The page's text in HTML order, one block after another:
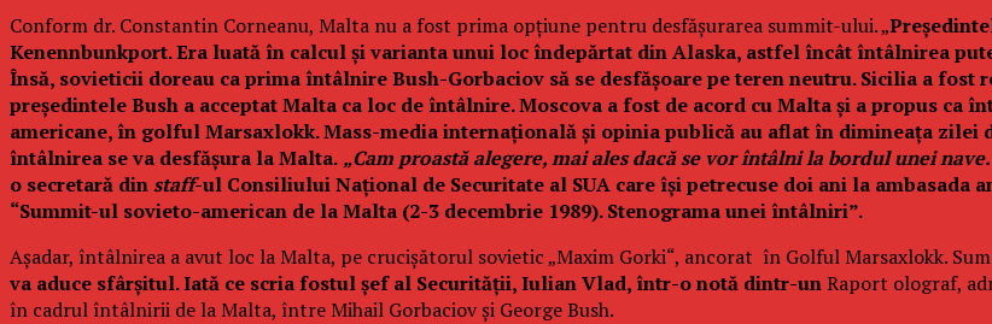
Conform dr. Constantin Corneanu, Malta nu a fost prima opţiune pentru desfăşurarea summit-ului. „P
Kenennbunkport. Era luată în calcul şi varianta unui loc îndepărtat din Alaska, astfel încât întâlnirea
Însă, sovieticii doreau ca prima întâlnire Bush-Gorbaciov să se desfăşoare pe teren neutru. Sicilia a
preşedintele Bush a acceptat Malta ca loc de întâlnire. Moscova a fost de acord cu Malta şi a propus
americane, în golful Marsaxlokk. Mass-media internaţională şi opinia publică au aflat în dimineaţa zilei
întâlnirea se va desfăşura la Malta. „Cam proastă alegere, mai ales dacă se vor întâlni la bordul unei
o secretară dinstaff-ul Consiliului Naţional de Securitate al SUA care îşi petrecuse doi ani la ambasada
“Summit-ul sovieto-american de la Malta (2-3 decembrie 1989). Stenograma unei întâlniri”.
Aşadar, întâlnirea a avut loc la Malta, pe crucişătorul sovietic „Maxim Gorki“, ancorat în Golful Marsaxlokk.
va aduce sfârşitul. Iată ce scria fostul şef al Securităţii, Iulian Vlad, într-o notă dintr-unRaport olograf,
în cadrul întâlnirii de la Malta, între Mihail Gor­baciov şi George Bush.